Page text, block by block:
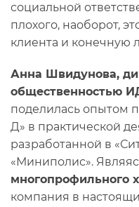
социальной
плохого, наоборот,
клиента и конечную
Анна Швидунова,
общественностью
поделилась опытом
Д» в практической
разработанной в
«Миниполис».
многопрофильного
компания в